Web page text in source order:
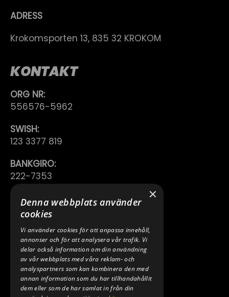
ADRESS
Krokomsporten 13, 835 32 KROKOM
KONTAKT
ORG NR:
556576-5962
SWISH:
123 3377 819
BANKGIRO:
222-7353
TELEFON:
0640 200 50
E-POST:
INFO@SPEEDSHOPEN.SE
ÅNGRA MITT KÖP
×
Denna webbplats använder
cookies
Vi använder cookies för att anpassa innehåll,
annonser och för att analysera vår trafik. Vi
delar också information om din användning
av vår webbplats med våra reklam- och
analyspartners som kan kombinera den med
annan information som du har tillhandahållit
dem eller som de har samlat in från din